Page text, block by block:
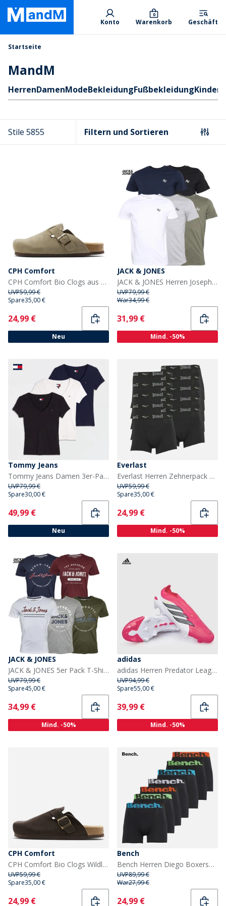
Skip
main
content
Primary departments
Konto Warenkorb
0
Geschäft
Brotkrumen
Startseite
MandM
Schnellzugriff
HerrenDamenModeBekleidungFußbekleidungKinder
Stile 5855 Filtern und Sortieren
CPH Comfort
CPH Comfort Bio Clogs aus Wildleder Sandalen Taupe
UVP59,99 €
Spare35,00 €
Current
24,99 €
Neu
JACK & JONES
JACK & JONES Herren Joseph Fünferpack T-Shirts Marineblau / Weiß / Grau / Staubiges Olivgrün / Schwarz
UVP79,99 €
War34,99 €
Current
31,99 €
Mind. -50%
Tommy Jeans
Tommy Jeans Damen 3er-Pack V Ausschnitt T Shirts Schwarz/Ecru/Dark Night Navy
UVP79,99 €
Spare30,00 €
Current
49,99 €
Neu
Everlast
Everlast Herren Zehnerpack Boxershorts Schwarz
UVP59,99 €
Spare35,00 €
Current
24,99 €
Mind. -50%
JACK & JONES
JACK & JONES 5er Pack T-Shirts mit Rundhalsausschnitt Herren Oliv Nacht/Weiß/Hellgrau Melange/Marineblau Blazer
UVP79,99 €
Spare45,00 €
Current
34,99 €
Mind. -50%
adidas
adidas Herren Predator League Schnürlose Für Tore Geboren Pack FG Fester Boden Fußballschuhe Lucid Red/Core Black/Cloud White
UVP94,99 €
Spare55,00 €
Current
39,99 €
Mind. -50%
CPH Comfort
CPH Comfort Bio Clogs Wildleder Sandalen Dark Brown
UVP59,99 €
Spare35,00 €
Current
24,99 €
Bench
Bench Herren Diego Boxershorts Schwarz
UVP89,99 €
War27,99 €
Current
24,99 €